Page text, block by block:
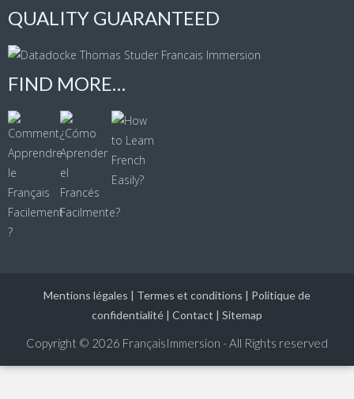
QUALITY GUARANTEED
FIND MORE…
Mentions légales | Termes et conditions | Politique de
confidentialité | Contact | Sitemap
Copyright © 2026 FrançaisImmersion - All Rights reserved